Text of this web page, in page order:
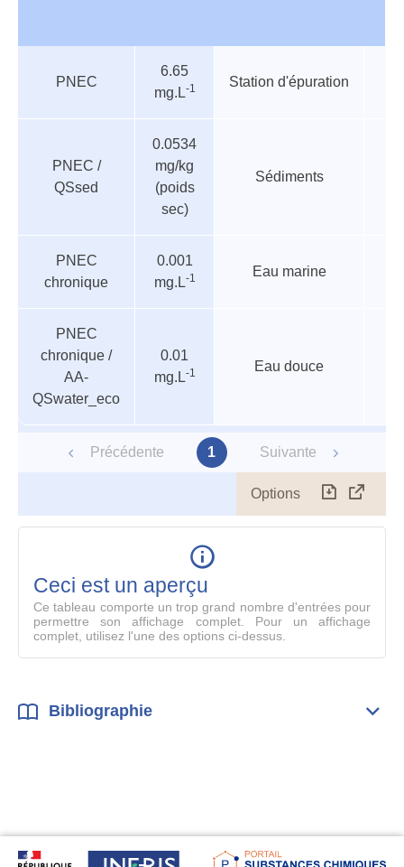
guidesPNEC
6.65
mg.L-1 Station d'épuration
PNEC /
QSsed
0.0534
mg/kg
(poids
sec)
Sédiments
PNEC
chronique
0.001
mg.L-1 Eau marine
PNEC
chronique /
AA-
QSwater_eco
0.01
mg.L-1 Eau douce
Précédente 1 Suivante
Options
le
Ceci est un aperçu
Ce tableau comporte un trop grand nombre d'entrées pour
permettre son affichage complet. Pour un affichage
complet, utilisez l'une des options ci-dessus.
Bibliographie